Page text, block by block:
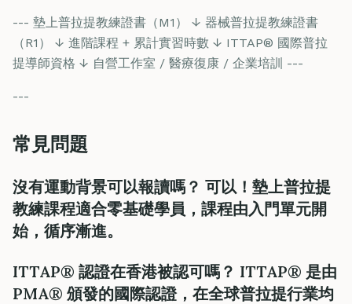
--- 墊上普拉提教練證書（M1） ↓ 器械普拉提教練證書
（R1） ↓ 進階課程 + 累計實習時數 ↓ ITTAP® 國際普拉
提導師資格 ↓ 自營工作室 / 醫療復康 / 企業培訓 ---
---
常見問題
沒有運動背景可以報讀嗎？ 可以！墊上普拉提
教練課程適合零基礎學員，課程由入門單元開
始，循序漸進。
ITTAP® 認證在香港被認可嗎？ ITTAP® 是由
PMA® 頒發的國際認證，在全球普拉提行業均